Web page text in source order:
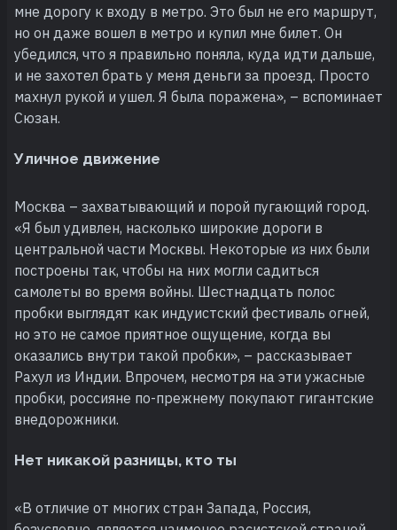
мне дорогу к входу в метро. Это был не его маршрут,
но он даже вошел в метро и купил мне билет. Он
убедился, что я правильно поняла, куда идти дальше,
и не захотел брать у меня деньги за проезд. Просто
махнул рукой и ушел. Я была поражена», – вспоминает
Сюзан.
Уличное движение
Москва – захватывающий и порой пугающий город.
«Я был удивлен, насколько широкие дороги в
центральной части Москвы. Некоторые из них были
построены так, чтобы на них могли садиться
самолеты во время войны. Шестнадцать полос
пробки выглядят как индуистский фестиваль огней,
но это не самое приятное ощущение, когда вы
оказались внутри такой пробки», – рассказывает
Рахул из Индии. Впрочем, несмотря на эти ужасные
пробки, россияне по-прежнему покупают гигантские
внедорожники.
Нет никакой разницы, кто ты
«В отличие от многих стран Запада, Россия,